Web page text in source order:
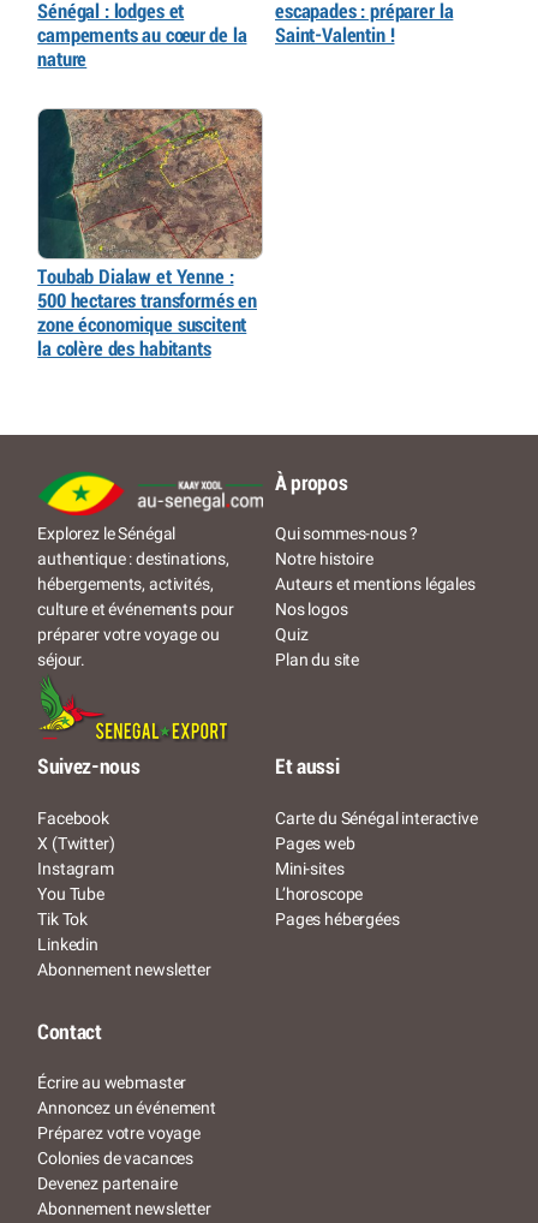
Sénégal : lodges et
campements au cœur de la
nature
escapades : préparer la
Saint-Valentin !
Toubab Dialaw et Yenne :
500 hectares transformés en
zone économique suscitent
la colère des habitants
Explorez le Sénégal
authentique : destinations,
hébergements, activités,
culture et événements pour
préparer votre voyage ou
séjour.
À propos
Qui sommes-nous ?
Notre histoire
Auteurs et mentions légales
Nos logos
Quiz
Plan du site
Suivez-nous
Facebook
X (Twitter)
Instagram
You Tube
Tik Tok
Linkedin
Abonnement newsletter
Et aussi
Carte du Sénégal interactive
Pages web
Mini-sites
L’horoscope
Pages hébergées
Contact
Écrire au webmaster
Annoncez un événement
Préparez votre voyage
Colonies de vacances
Devenez partenaire
Abonnement newsletter